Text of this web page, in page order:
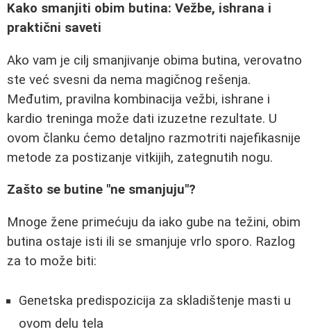
Kako smanjiti obim butina: Vežbe, ishrana i
praktični saveti
Ako vam je cilj smanjivanje obima butina, verovatno
ste već svesni da nema magičnog rešenja.
Međutim, pravilna kombinacija vežbi, ishrane i
kardio treninga može dati izuzetne rezultate. U
ovom članku ćemo detaljno razmotriti najefikasnije
metode za postizanje vitkijih, zategnutih nogu.
Zašto se butine "ne smanjuju"?
Mnoge žene primećuju da iako gube na težini, obim
butina ostaje isti ili se smanjuje vrlo sporo. Razlog
za to može biti:
Genetska predispozicija za skladištenje masti u
ovom delu tela